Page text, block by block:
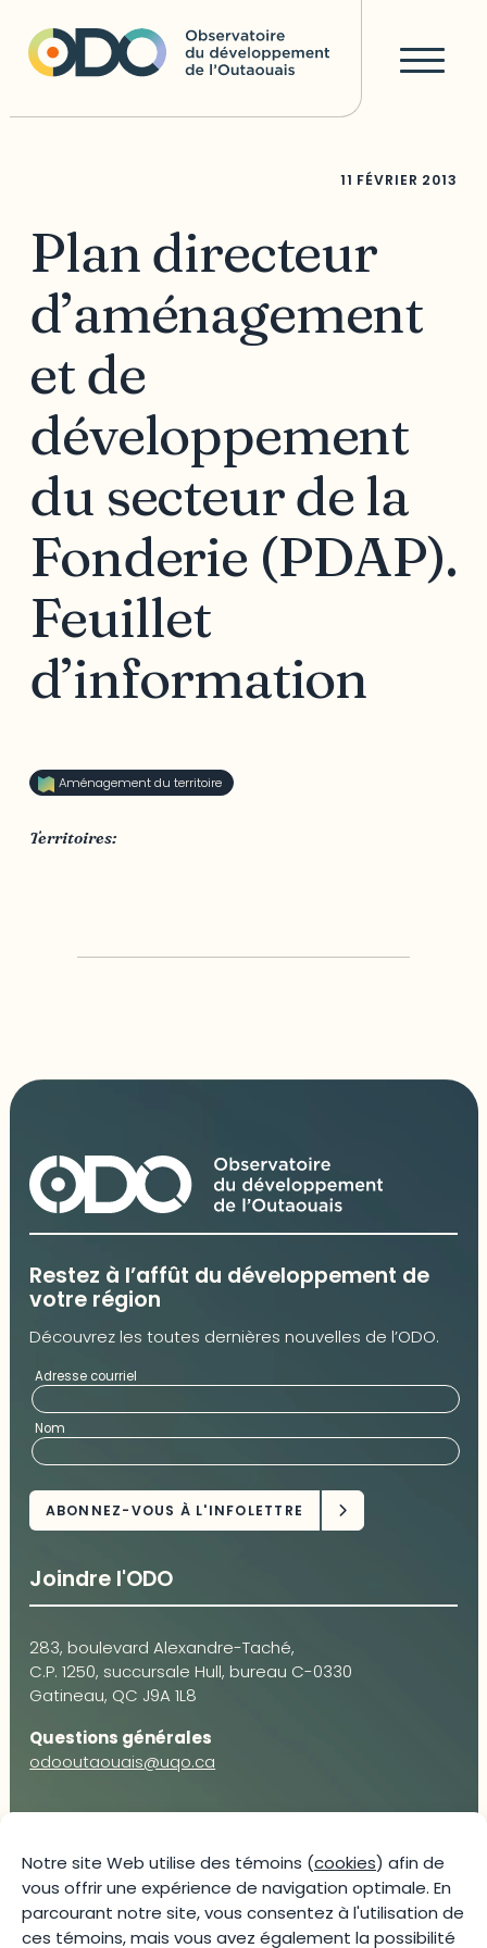
Notre site Web utilise des témoins (cookies) afin de
vous offrir une expérience de navigation optimale. En
parcourant notre site, vous consentez à l'utilisation de
ces témoins, mais vous avez également la possibilité
11 FÉVRIER 2013
Plan directeur
d’aménagement
et de
développement
du secteur de la
Fonderie (PDAP).
Feuillet
d’information
Aménagement du territoire
Territoires:
Restez à l’affût du développement de
votre région
Découvrez les toutes dernières nouvelles de l’ODO.
Adresse courriel
Nom
Joindre l'ODO
283, boulevard Alexandre-Taché,
C.P. 1250, succursale Hull, bureau C-0330
Gatineau, QC J9A 1L8
Questions générales
odooutaouais@uqo.ca
Contact média
Joani Vallespir
819-595-3900 | Poste 3222
joani.vallespir@uqo.ca